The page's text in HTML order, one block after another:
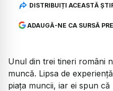
DISTRIBUIȚI ACEASTĂ
ADAUGĂ-NE CA SURSĂ
Unul din trei tineri români
muncă. Lipsa de
piața muncii, iar ei spun